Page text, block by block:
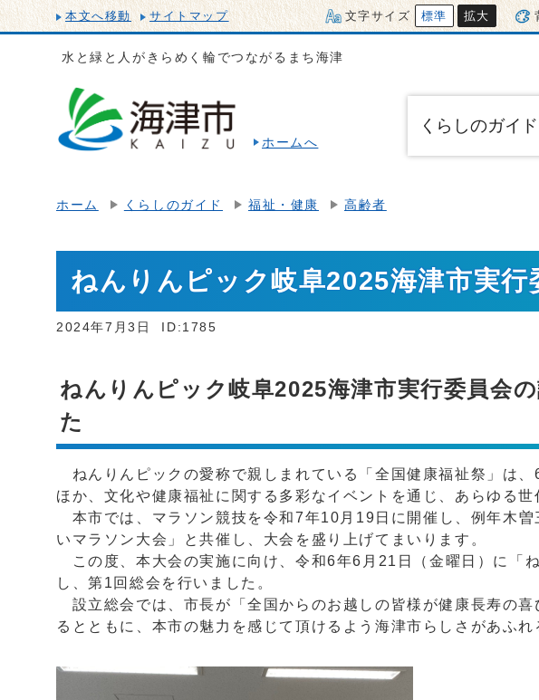
本文へ移動 サイトマップ 文字サイズ 標準 拡大
水と緑と人がきらめく輪でつながるまち海津
ホームへ
くらしのガイド
ホーム くらしのガイド 福祉・健康 高齢者
ねんりんピック岐阜2025海津市実行
2024年7月3日 ID:1785
ねんりんピック岐阜2025海津市実行委員会
た
ねんりんピックの愛称で親しまれている「全国健康福祉祭」は
ほか、文化や健康福祉に関する多彩なイベントを通じ、あらゆる
本市では、マラソン競技を令和7年10月19日に開催し、例年木
いマラソン大会」と共催し、大会を盛り上げてまいります。
この度、本大会の実施に向け、令和6年6月21日（金曜日）に「
し、第1回総会を行いました。
設立総会では、市長が「全国からのお越しの皆様が健康長寿の
るとともに、本市の魅力を感じて頂けるよう海津市らしさがあふ